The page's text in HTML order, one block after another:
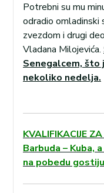
Potrebni su mu
odradio omladinski
zvezdom i drugi
Vladana Milojevića.
Senegalcem, što
nekoliko nedelja.
KVALIFIKACIJE
Barbuda – Kuba,
na pobedu